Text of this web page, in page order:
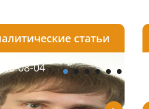
05
статьи
08-04
2026-07-23